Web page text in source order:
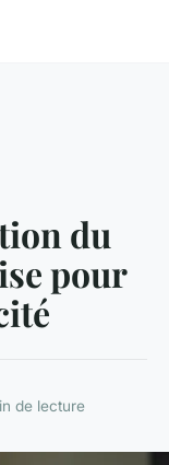
du
pour
de lecture